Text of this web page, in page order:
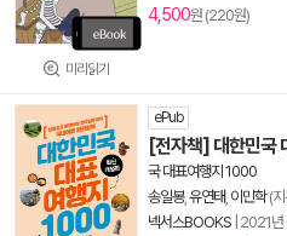
미리읽기
4,500원 (220원)
ePub
[전자책] 대한민국
국 대표여행지 1000
송일봉, 유연태 이민학(지
넥서스BOOKS 2021년